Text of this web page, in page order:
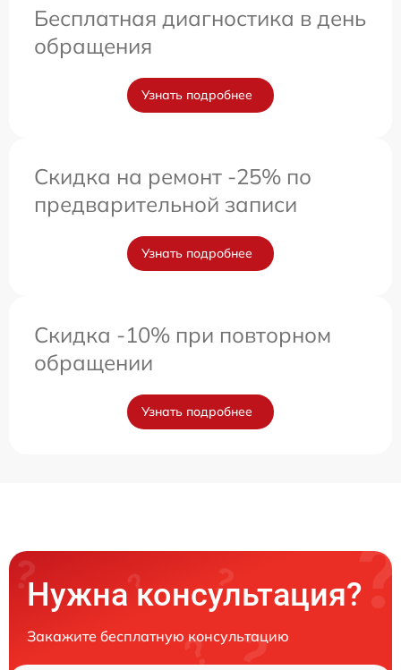
Бесплатная диагностика в день
обращения
Узнать подробнее
Скидка на ремонт -25% по
предварительной записи
Узнать подробнее
Скидка -10% при повторном
обращении
Узнать подробнее
Нужна консультация?
Закажите бесплатную консультацию